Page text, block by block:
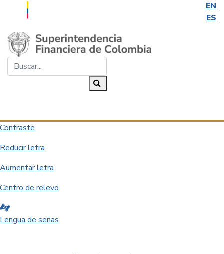
EN
ES
Saltar al contenido principal
Contraste
Reducir letra
Aumentar letra
Centro de relevo
Lengua de señas